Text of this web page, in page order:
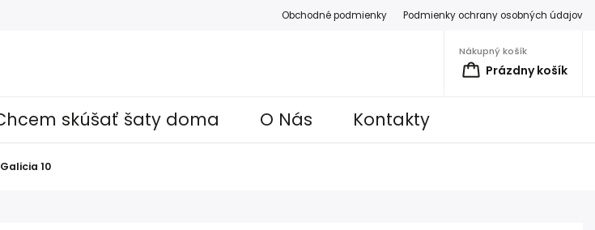
Obchodné podmienky Podmienky ochrany osobných údajov
Nákupný košík
Prázdny košík
skúšať šaty doma O Nás Kontakty
10